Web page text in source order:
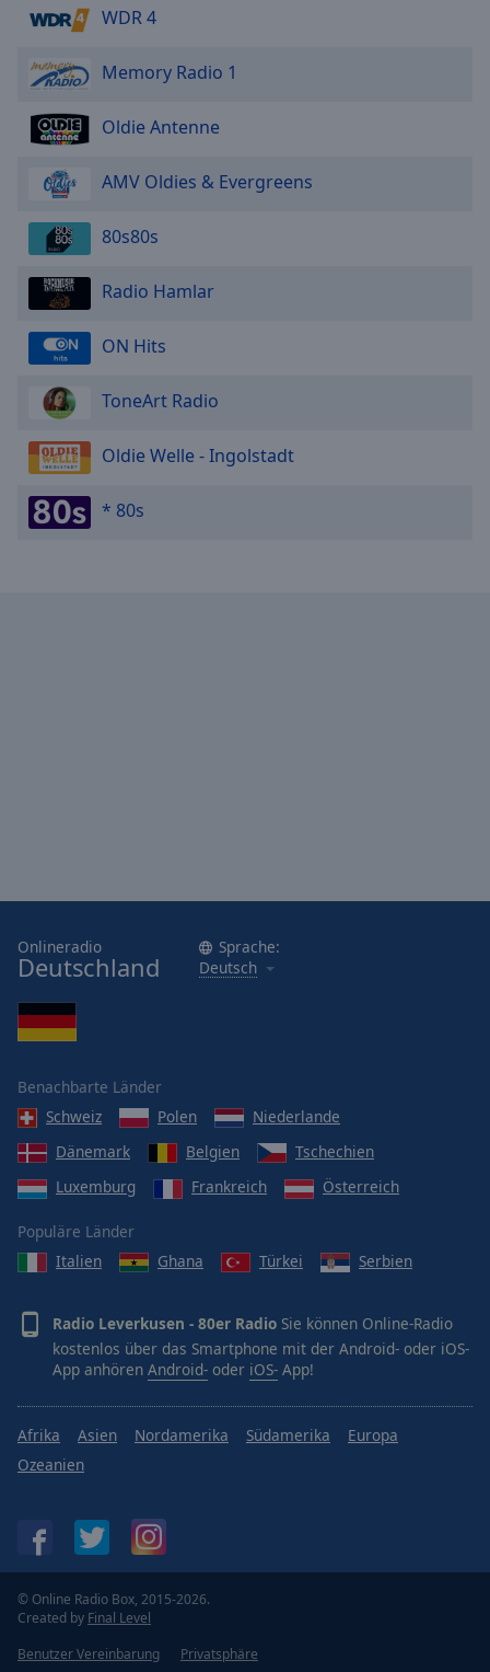
WDR 4
Memory Radio 1
Oldie Antenne
AMV Oldies & Evergreens
80s80s
Radio Hamlar
ON Hits
ToneArt Radio
Oldie Welle - Ingolstadt
* 80s
Onlineradio
Deutschland
Sprache:
Deutsch
Benachbarte Länder
Schweiz
Polen
Niederlande
Dänemark
Belgien
Tschechien
Luxemburg
Frankreich Österreich
Populäre Länder
Italien
Ghana Türkei Serbien
Radio Leverkusen - 80er Radio Sie können Online-Radio
kostenlos über das Smartphone mit der Android- oder iOS-
App anhören Android- oder iOS- App!
Afrika Asien Nordamerika Südamerika
Europa
Ozeanien
© Online Radio Box, 2015-2026.
Created by Final Level
Benutzer Vereinbarung
Privatsphäre